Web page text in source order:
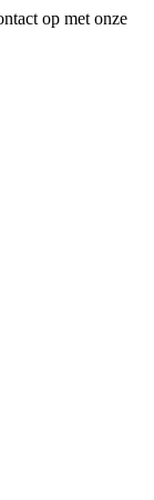
op met onze